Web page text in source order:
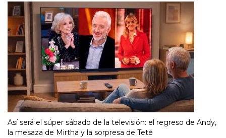
Así será el súper sábado de la televisión: el regreso de Andy,
la mesaza de Mirtha y la sorpresa de Teté